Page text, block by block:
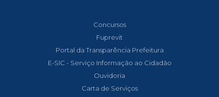
Concursos
Fuprevit
Portal da Transparência Prefeitura
E-SIC - Serviço Informação ao Cidadão
Ouvidoria
Carta de Serviços